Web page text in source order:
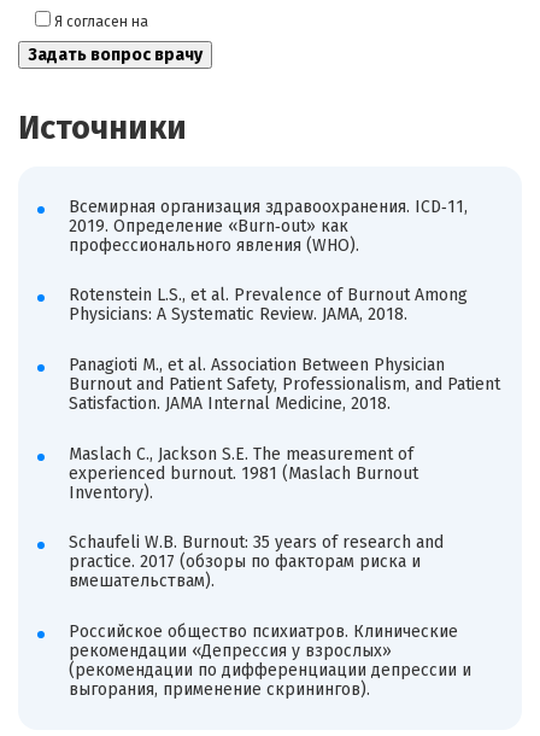
Я согласен на
Источники
Всемирная организация здравоохранения. ICD‑11,
2019. Определение «Burn‑out» как
профессионального явления (WHO).
Rotenstein L.S., et al. Prevalence of Burnout Among
Physicians: A Systematic Review. JAMA, 2018.
Panagioti M., et al. Association Between Physician
Burnout and Patient Safety, Professionalism, and Patient
Satisfaction. JAMA Internal Medicine, 2018.
Maslach C., Jackson S.E. The measurement of
experienced burnout. 1981 (Maslach Burnout
Inventory).
Schaufeli W.B. Burnout: 35 years of research and
practice. 2017 (обзоры по факторам риска и
вмешательствам).
Российское общество психиатров. Клинические
рекомендации «Депрессия у взрослых»
(рекомендации по дифференциации депрессии и
выгорания, применение скринингов).